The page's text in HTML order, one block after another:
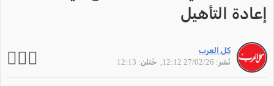
إعادة التأهيل
كل العرب
نُشر: 27/02/26 12:12
, حُتلن: 12:13